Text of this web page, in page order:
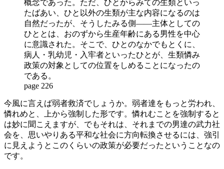
概念であった。ただ、ひとからみての生類といっ
たばあい、ひと以外の生類が主な内容になるのは
自然だったが、そうしたみる側――主体としての
ひととは、おのずから生産年齢にある男性を中心
に意識された。そこで、ひとのなかでもとくに、
病人・乳幼児・入牢者といったひとが、生類憐み
政策の対象としての位置をしめることになったの
である。
page 226
今風に言えば弱者救済でしょうか。弱者達をもっと労われ、
憐れめと、上から強制した形です。憐れむことを強制すると
は妙に聞こえますが、でもそれは、それまでの男達の武力社
会を、思いやりある平和な社会に方向転換させるには、強引
に見えようとこのくらいの政策が必要だったということなの
です。